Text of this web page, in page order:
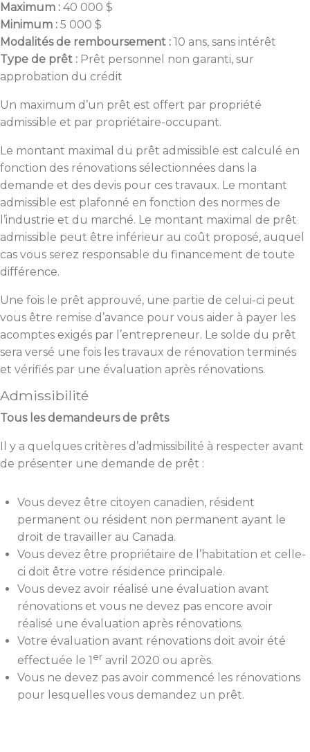
Maximum : 40 000 $
Minimum : 5 000 $
Modalités de remboursement : 10 ans, sans intérêt
Type de prêt : Prêt personnel non garanti, sur
approbation du crédit
Un maximum d’un prêt est offert par propriété
admissible et par propriétaire-occupant.
Le montant maximal du prêt admissible est calculé en
fonction des rénovations sélectionnées dans la
demande et des devis pour ces travaux. Le montant
admissible est plafonné en fonction des normes de
l’industrie et du marché. Le montant maximal de prêt
admissible peut être inférieur au coût proposé, auquel
cas vous serez responsable du financement de toute
différence.
Une fois le prêt approuvé, une partie de celui-ci peut
vous être remise d’avance pour vous aider à payer les
acomptes exigés par l’entrepreneur. Le solde du prêt
sera versé une fois les travaux de rénovation terminés
et vérifiés par une évaluation après rénovations.
Admissibilité
Tous les demandeurs de prêts
Il y a quelques critères d’admissibilité à respecter avant
de présenter une demande de prêt :
Vous devez être citoyen canadien, résident
permanent ou résident non permanent ayant le
droit de travailler au Canada.
Vous devez être propriétaire de l’habitation et celle-
ci doit être votre résidence principale.
Vous devez avoir réalisé une évaluation avant
rénovations et vous ne devez pas encore avoir
réalisé une évaluation après rénovations.
Votre évaluation avant rénovations doit avoir été
effectuée le 1 er avril 2020 ou après.
Vous ne devez pas avoir commencé les rénovations
pour lesquelles vous demandez un prêt.